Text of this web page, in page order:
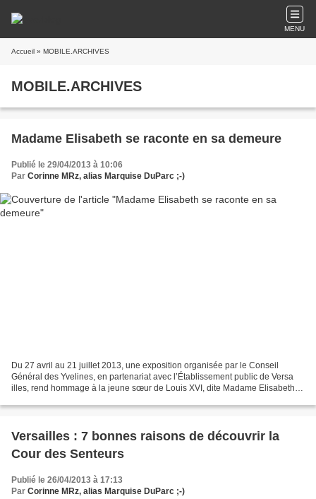
MENU
Accueil » MOBILE.ARCHIVES
MOBILE.ARCHIVES
Madame Elisabeth se raconte en sa demeure
Publié le 29/04/2013 à 10:06
Par Corinne MRz, alias Marquise DuParc ;-)
Du 27 avril au 21 juillet 2013, une exposition organisée par le Conseil
Général des Yvelines, en partenariat avec l’Établissement public de Versa
illes, rend hommage à la jeune sœur de Louis XVI, dite Madame Elisabeth,
Versailles : 7 bonnes raisons de découvrir la
Cour des Senteurs
Publié le 26/04/2013 à 17:13
Par Corinne MRz, alias Marquise DuParc ;-)